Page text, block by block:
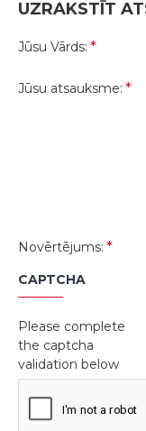
UZRAKSTĪT
Jūsu Vārds:
Jūsu atsauksme:
Novērtējums:
CAPTCHA
Please complete
the captcha
validation below